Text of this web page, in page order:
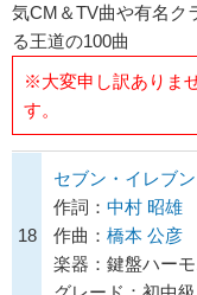
気CM＆TV曲や有名ク
る王道の100曲
※大変申し訳ありま
す。
18
セブン・イレブ
作詞： 中村 昭雄
作曲： 橋本 公彦
楽器：鍵盤ハー